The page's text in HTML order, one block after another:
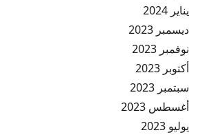
يناير 2024
ديسمبر 2023
نوفمبر 2023
أكتوبر 2023
سبتمبر 2023
أغسطس 2023
يوليو 2023